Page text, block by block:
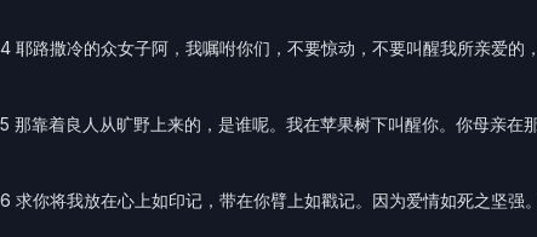
4 耶路撒冷的众女子阿，我嘱咐你们，不要惊动，不要叫醒我所亲爱的
5 那靠着良人从旷野上来的，是谁呢。我在苹果树下叫醒你。你母亲在
6 求你将我放在心上如印记，带在你臂上如戳记。因为爱情如死之坚强